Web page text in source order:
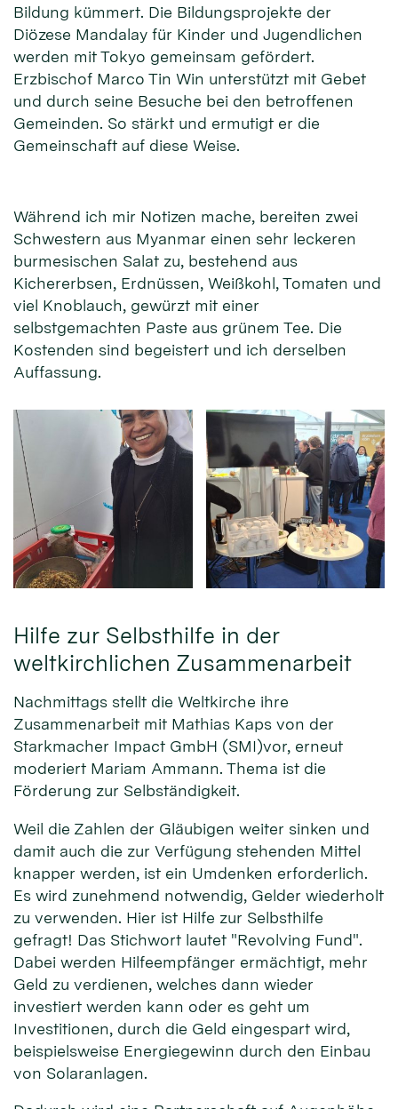
Bildung kümmert. Die Bildungsprojekte der
Diözese Mandalay für Kinder und Jugendlichen
werden mit Tokyo gemeinsam gefördert.
Erzbischof Marco Tin Win unterstützt mit Gebet
und durch seine Besuche bei den betroffenen
Gemeinden. So stärkt und ermutigt er die
Gemeinschaft auf diese Weise.
Während ich mir Notizen mache, bereiten zwei
Schwestern aus Myanmar einen sehr leckeren
burmesischen Salat zu, bestehend aus
Kichererbsen, Erdnüssen, Weißkohl, Tomaten und
viel Knoblauch, gewürzt mit einer
selbstgemachten Paste aus grünem Tee. Die
Kostenden sind begeistert und ich derselben
Auffassung.
Hilfe zur Selbsthilfe in der
weltkirchlichen Zusammenarbeit
Nachmittags stellt die Weltkirche ihre
Zusammenarbeit mit Mathias Kaps von der
Starkmacher Impact GmbH (SMI)vor, erneut
moderiert Mariam Ammann. Thema ist die
Förderung zur Selbständigkeit.
Weil die Zahlen der Gläubigen weiter sinken und
damit auch die zur Verfügung stehenden Mittel
knapper werden, ist ein Umdenken erforderlich.
Es wird zunehmend notwendig, Gelder wiederholt
zu verwenden. Hier ist Hilfe zur Selbsthilfe
gefragt! Das Stichwort lautet "Revolving Fund".
Dabei werden Hilfeempfänger ermächtigt, mehr
Geld zu verdienen, welches dann wieder
investiert werden kann oder es geht um
Investitionen, durch die Geld eingespart wird,
beispielsweise Energiegewinn durch den Einbau
von Solaranlagen.